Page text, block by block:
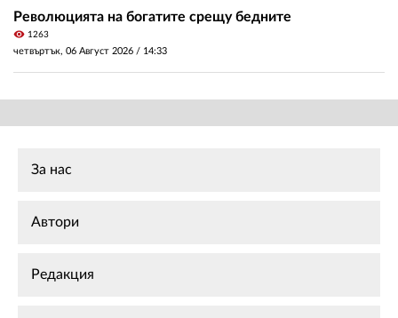
Революцията на богатите срещу бедните
visibility 1263
четвъртък, 06 Август 2026 / 14:33
За нас
Автори
Редакция